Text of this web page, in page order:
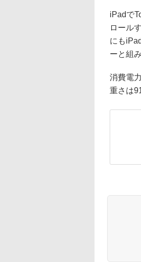
iPadで
ロール
にも
ーと組
消費電
重さは